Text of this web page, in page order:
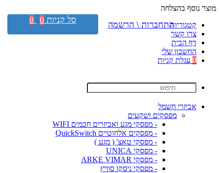
מוצר נוסף בהצלחה
קטגוריות
צרו קשר
דף הבית
החשבון שלי
0 עגלת קניות
אביזרי חשמל
מפסקים ושקעים
- מפסקי מגע ואביזרים חכמים WIFI
- מפסקים אלחוטיים QuickSwitch
- מפסקי טאצ' ( מגע )
- מפסקי UNICA
- מפסקי ARKE VIMAR
- מפסקי ניסקו סוויץ
התחברות \ הרשמה סל קניות 0
0